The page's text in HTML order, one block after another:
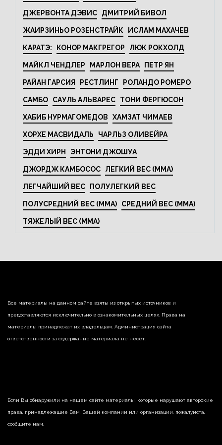
ДЖЕРВОНТА ДЭВИС ДМИТРИЙ БИВОЛ
ЖАИРЗИНЬО РОЗЕНСТРАЙК ИСЛАМ МАХАЧЕВ
КАРАТЭ: КОНОР МАКГРЕГОР ЛЮК РОКХОЛД
МАЙКЛ ЧЕНДЛЕР МАРЛОН ВЕРА ПЕТР ЯН
РАЙАН ГАРСИЯ РЕСТЛИНГ РОЛАНДО РОМЕРО
САМБО САУЛЬ АЛЬВАРЕС ТОНИ ФЕРГЮСОН
ХАБИБ НУРМАГОМЕДОВ ХАМЗАТ ЧИМАЕВ
ХОРХЕ МАСВИДАЛЬ ЧАРЛЬЗ ОЛИВЕЙРА
ЭДДИ ХИРН ЭНТОНИ ДЖОШУА
ДЖОРДЖ КАМБОСОС ЛЕГКИЙ ВЕС (MMA)
ЛЕГЧАЙШИЙ ВЕС ПОЛУЛЕГКИЙ ВЕС
ПОЛУСРЕДНИЙ ВЕС (MMA) СРЕДНИЙ ВЕС (MMA)
ТЯЖЕЛЫЙ ВЕС (MMA)
Все материалы на данном сайте взяты из открытых источников и
предоставляются исключительно в ознакомительных целях. Права на
материалы принадлежат их владельцам. Администрация сайта
ответственности за содержание материала не несет.
Если Вы обнаружили на нашем сайте материалы, которые нарушают авторские
права, принадлежащие Вам, Вашей компании или организации, пожалуйста,
сообщите нам.